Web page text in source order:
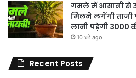
गमले में आसानी से
मिलने लगेंगी ताजी
लानी पड़ेगी 3000
10 घंटे ago
Recent Posts